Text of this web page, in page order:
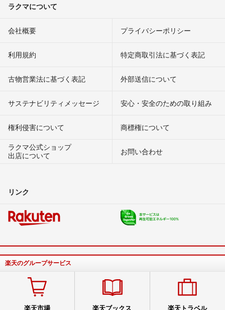
ラクマについて
会社概要 プライバシーポリシー
利用規約 特定商取引法に基づく表記
古物営業法に基づく表記 外部送信について
サステナビリティメッセージ 安心・安全のための取り組み
権利侵害について
商標権について
ラクマ公式ショップ
出店について
お問い合わせ
リンク
楽天のグループサービス
楽天市場 楽天ブックス 楽天トラベル